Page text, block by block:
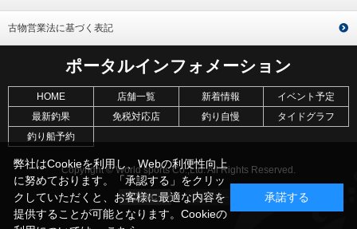
古物営業法に基づく表記
ポータルインフォメーション
HOME 店舗一覧 新着情報
イベント予定
最新釣果
免税対応店 釣り自慢
タイドグラフ
釣り船予約
Copyright © World sports Co.,Ltd. All Rights Reserved.
弊社はCookieを利用し、Webの利便性向上
に努めております。「承認する」をクリッ
クしていただくと、お客様に最適な内容を
提供することが可能となります。Cookieの
承諾する